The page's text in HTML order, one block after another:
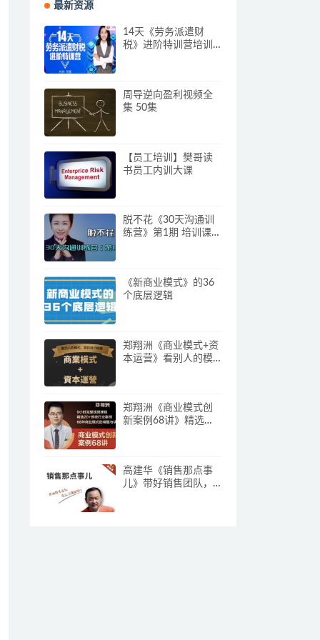
最新资源
14天《劳务派遣财
税》进阶特训营培训
周导逆向盈利视频全
集 50集
【员工培训】樊哥读
书员工内训大课
脱不花《30天沟通训
练营》第1期 培训课程
《新商业模式》的36
个底层逻辑
郑翔洲《商业模式+资
本运营》看别人的模
郑翔洲《商业模式创
新案例68讲》精选
高建华《销售那点事
儿》带好销售团队，